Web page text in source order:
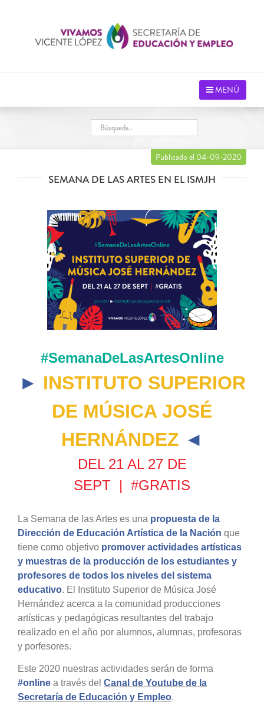
MENÚ
Publicado el 04-09-2020
SEMANA DE LAS ARTES EN EL ISMJH
#SemanaDeLasArtesOnline
► INSTITUTO SUPERIOR
DE MÚSICA JOSÉ
HERNÁNDEZ ◄
DEL 21 AL 27 DE
SEPT | #GRATIS
La Semana de lasArtes es una propuesta de la
Dirección de Educación Artística de la Nación que
tiene como objetivo promover actividades artísticas
y muestras de la producción de los estudiantes y
profesores de todos los niveles del sistema
educativo. El Instituto Superior de Música José
Hernández acerca a la comunidad producciones
artísticas y pedagógicas resultantes del trabajo
realizado en el año por alumnos, alumnas, profesoras
y porfesores.
Este 2020 nuestras actividades serán de forma
#online a través del Canal de Youtube de la
Secretaría de Educación y Empleo.